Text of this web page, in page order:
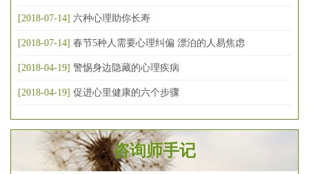
[2018-07-14] 六种心理助你长寿
[2018-07-14] 春节5种人需要心理纠偏 漂泊的人易焦虑
[2018-04-19] 警惕身边隐藏的心理疾病
[2018-04-19] 促进心里健康的六个步骤
咨询师手记